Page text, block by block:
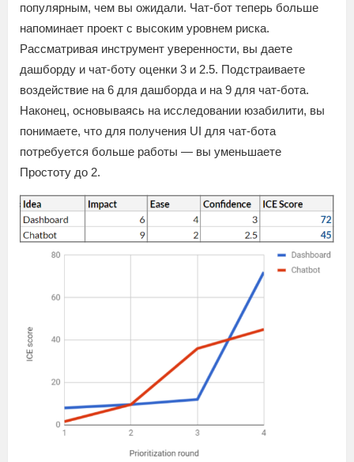
популярным, чем вы ожидали. Чат-бот теперь больше
напоминает проект с высоким уровнем риска.
Рассматривая инструмент уверенности, вы даете
дашборду и чат-боту оценки 3 и 2.5. Подстраиваете
воздействие на 6 для дашборда и на 9 для чат-бота.
Наконец, основываясь на исследовании юзабилити, вы
понимаете, что для получения UI для чат-бота
потребуется больше работы — вы уменьшаете
Простоту до 2.